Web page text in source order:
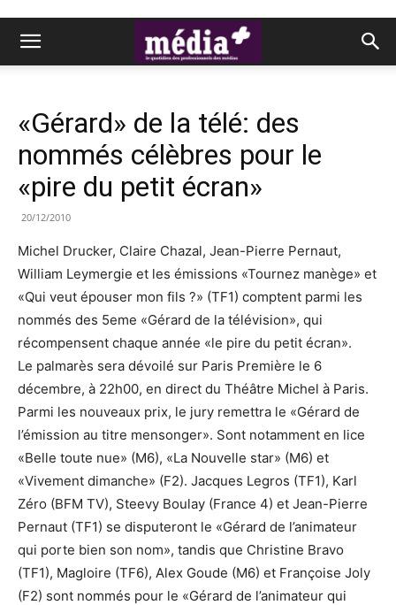
«Gérard» de la télé: des
nommés célèbres pour le
«pire du petit écran»
20/12/2010
Michel Drucker, Claire Chazal, Jean-Pierre Pernaut,
William Leymergie et les émissions «Tournez manège» et
«Qui veut épouser mon fils ?» (TF1) comptent parmi les
nommés des 5eme «Gérard de la télévision», qui
récompensent chaque année «le pire du petit écran».
Le palmarès sera dévoilé sur Paris Première le 6
décembre, à 22h00, en direct du Théâtre Michel à Paris.
Parmi les nouveaux prix, le jury remettra le «Gérard de
l’émission au titre mensonger». Sont notamment en lice
«Belle toute nue» (M6), «La Nouvelle star» (M6) et
«Vivement dimanche» (F2). Jacques Legros (TF1), Karl
Zéro (BFM TV), Steevy Boulay (France 4) et Jean-Pierre
Pernaut (TF1) se disputeront le «Gérard de l’animateur
qui porte bien son nom», tandis que Christine Bravo
(TF1), Magloire (TF6), Alex Goude (M6) et Françoise Joly
(F2) sont nommés pour le «Gérard de l’animateur qui